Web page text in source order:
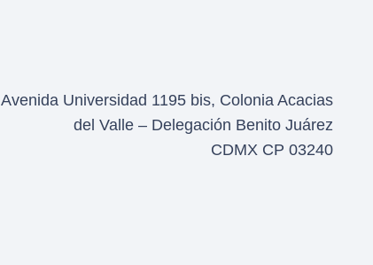
Avenida Universidad 1195 bis, Colonia Acacias
del Valle – Delegación Benito Juárez
CDMX CP 03240